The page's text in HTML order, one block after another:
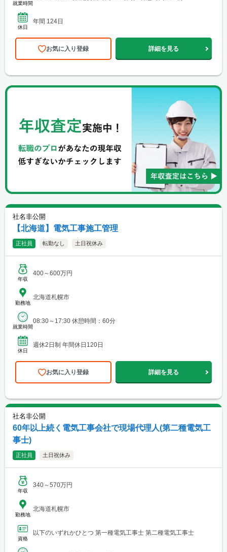
就業時間
休日
年間 124日
お気に入り登録 詳細を見る
社名非公開
【北海道】電気工事施工管理
正社員 転勤なし 土日祝休み
年収
400～600万円
勤務地
北海道札幌市
就業時間
08:30～17:30 休憩時間：60分
休日
週休2日制 年間休日120日
お気に入り登録 詳細を見る
社名非公開
60年以上続く電気工事会社で現場代理人(第二種電気工
事士)
正社員 土日祝休み
年収
340～570万円
勤務地
北海道札幌市
資格
以下のいずれかひとつ 第一種電気工事士 第二種電気工事士